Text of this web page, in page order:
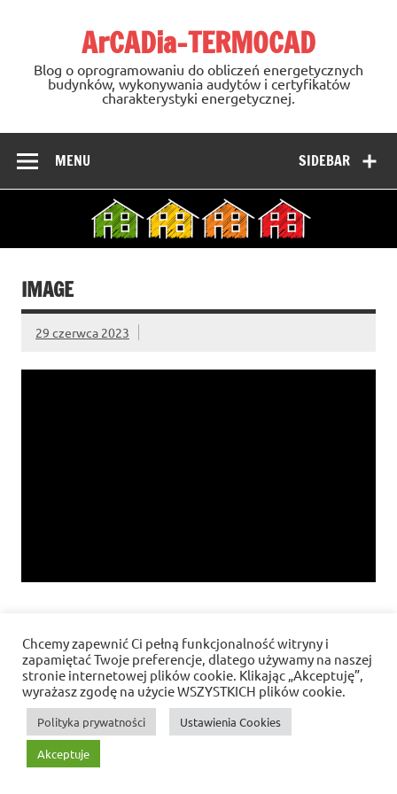
ArCADia-TERMOCAD
Blog o oprogramowaniu do obliczeń energetycznych
budynków, wykonywania audytów i certyfikatów
charakterystyki energetycznej.
SIDEBAR
MENU
IMAGE
29 czerwca 2023
Polityka prywatności i pliki cookies
WordPress Theme: Dynamic News by ThemeZee.
Chcemy zapewnić Ci pełną funkcjonalność witryny i
zapamiętać Twoje preferencje, dlatego używamy na naszej
stronie internetowej plików cookie. Klikając „Akceptuję”,
wyrażasz zgodę na użycie WSZYSTKICH plików cookie.
Polityka prywatności Ustawienia Cookies
Akceptuje